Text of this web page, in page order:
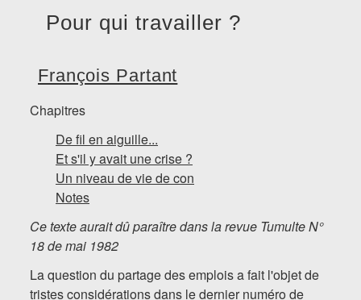
Constantinou
Philippe Gruca
Silvia Grünig
Serge Latouche
Claude Llena
François Partant
Silvia Pérez-
Vitoria
Pour qui travailler ?
François Partant
Chapitres
De fil en aiguille...
Et s'il y avait une crise ?
Un niveau de vie de con
Notes
Ce texte aurait dû paraître dans la revue Tumulte N°
18 de mai 1982
La question du partage des emplois a fait l'objet de
tristes considérations dans le dernier numéro de